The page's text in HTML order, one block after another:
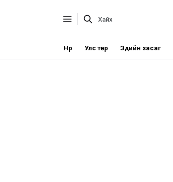
Нүүр Улс төр Эдийн засаг